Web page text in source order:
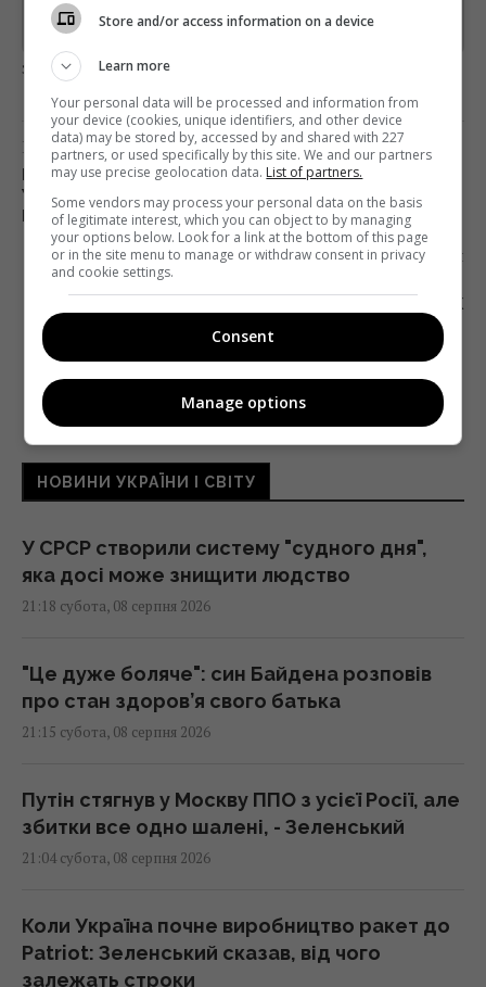
Предоставлено SendPulse
загрузка...
Попередня стаття
БЕЛЬГІЙСЬКА ГАЗЕТА ДОПОМОЖЕ
УКРАЇНСЬКОМУ БІЗНЕСОВІ ПРОБИТИСЯ НА
РИНКИ ЄВРОПИ
Наступна стаття
«ГОЛОС КРАЇНИ 8»: ПОЧАТОК ПРЯМИХ ЕФІРІВ І
СЮРПРИЗ ВІД MONATIK
НОВИНИ УКРАЇНИ І СВІТУ
У СРСР створили систему "судного дня",
яка досі може знищити людство
21:18 субота, 08 серпня 2026
"Це дуже боляче": син Байдена розповів
про стан здоров’я свого батька
21:15 субота, 08 серпня 2026
Путін стягнув у Москву ППО з усієї Росії, але
збитки все одно шалені, - Зеленський
21:04 субота, 08 серпня 2026
Коли Україна почне виробництво ракет до
Patriot: Зеленський сказав, від чого
залежать строки
Store and/or access information on a device
Learn more
Your personal data will be processed and information from
your device (cookies, unique identifiers, and other device
data) may be stored by, accessed by and shared with 227
partners, or used specifically by this site. We and our partners
may use precise geolocation data. List of partners.
Some vendors may process your personal data on the basis
of legitimate interest, which you can object to by managing
your options below. Look for a link at the bottom of this page
or in the site menu to manage or withdraw consent in privacy
and cookie settings.
Consent
Manage options